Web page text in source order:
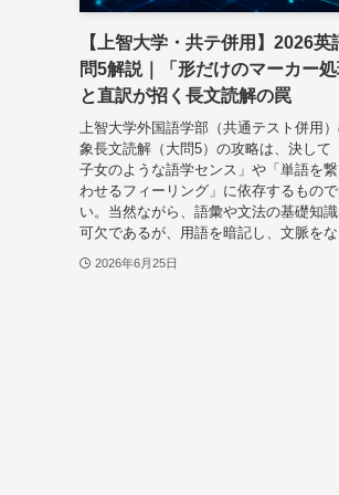
【上智大学・共テ併用】2026英
問5解説｜「形だけのマーカー処
と直訳が招く長文読解の罠
上智大学外国語学部（共通テスト併用
象長文読解（大問5）の攻略は、決して
子女のような語学センス」や「単語を
わせるフィーリング」に依存するもの
い。当然ながら、語彙や文法の基礎知
可欠であるが、用語を暗記し、文脈をな
2026年6月25日